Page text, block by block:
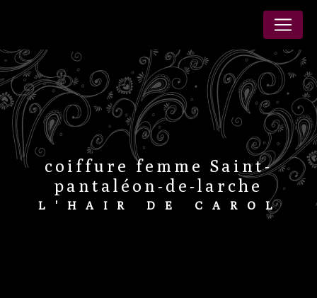
coiffure femme Saint-
pantaléon-de-larche
L'HAIR DE CAROL